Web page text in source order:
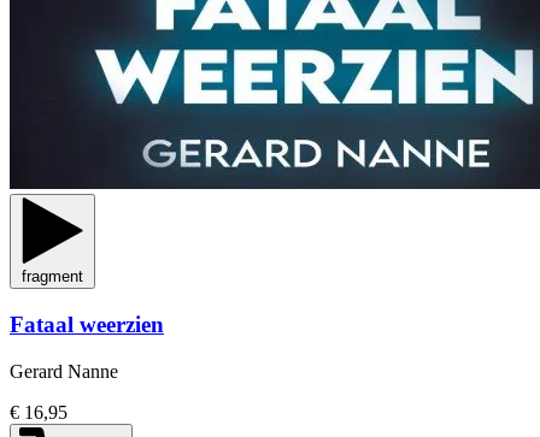
fragment
Fataal weerzien
Gerard Nanne
€ 16,95